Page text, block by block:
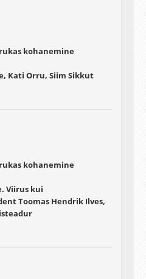
kohanemine
Kati Orru, Siim Sikkut
kohanemine
Viirus kui
Toomas Hendrik Ilves,